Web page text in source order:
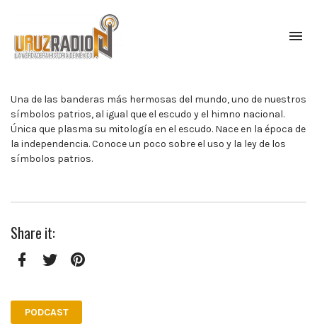
historia
de
México,
narrada
por
Escúchanos
los
las
10:00
Una de las banderas más hermosas del mundo, uno de nuestros
símbolos patrios, al igual que el escudo y el himno nacional.
Única que plasma su mitología en el escudo. Nace en la época de
la independencia. Conoce un poco sobre el uso y la ley de los
símbolos patrios.
Share it:
PODCAST